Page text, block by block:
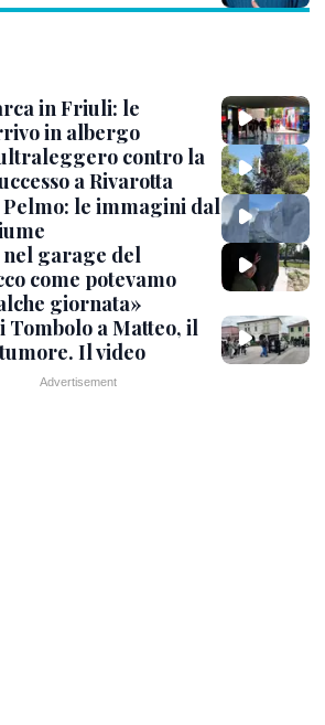
in Friuli: le
in albergo
contro la
a Rivarotta
le immagini dal
garage del
come potevamo
giornata»
a Matteo, il
Il video